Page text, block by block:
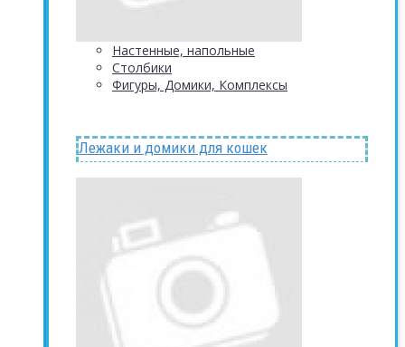
Настенные, напольные
Столбики
Фигуры, Домики, Комплексы
Лежаки и домики для кошек